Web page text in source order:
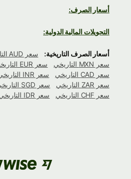
أسعار الصرف:
التحويلات المالية الدولية:
أسعار الصرف التاريخية: سعر AUD التاريخي
سعر MXN التاريخي
سعر EUR التاريخي
سعر CAD التاريخي
سعر INR التاريخي
سعر ZAR التاريخي
سعر SGD التاريخي
سعر CHF التاريخي
سعر IDR التاريخي